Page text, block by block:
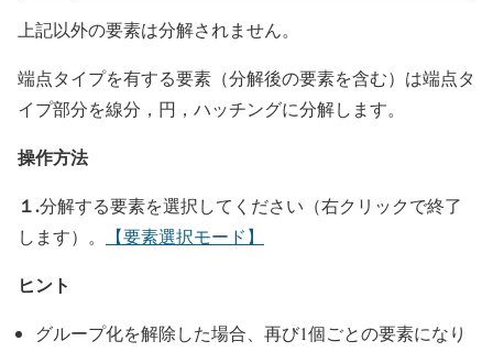
上記以外の要素は分解されません。
端点タイプを有する要素（分解後の要素を含む）は端点タ
イプ部分を線分，円，ハッチングに分解します。
操作方法
１.分解する要素を選択してください（右クリックで終了
します）。
【要素選択モード】
ヒント
グループ化を解除した場合、再び1個ごとの要素になり